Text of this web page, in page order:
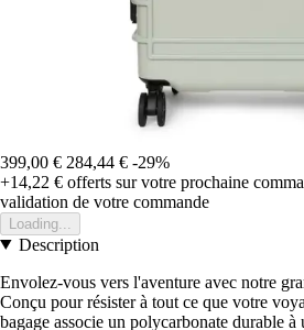
399,00 € 284,44 € -29%
+14,22 € offerts sur votre prochaine
validation de votre commande
Loading...
Description
Envolez-vous vers l'aventure avec notre
Conçu pour résister à tout ce que votre
bagage associe un polycarbonate durable à